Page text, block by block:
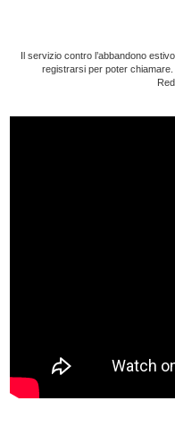
Il servizio contro l’abbandono
registrarsi per poter chiamare.